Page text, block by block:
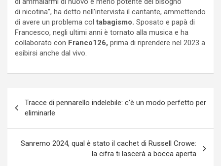
di nicotina”, ha detto nell’intervista il cantante, ammettendo
di avere un problema coltabagismo. Sposato e papà di
Francesco, negli ultimi anni è tornato alla musica e ha
collaborato con Franco126, prima di riprendere nel 2023 a
esibirsi anche dal vivo.
articoli
Tracce di pennarello indelebile: c’è un modo perfetto per
eliminarle
Sanremo 2024, qual è stato il cachet di Russell Crowe:
la cifra ti lascerà a bocca aperta